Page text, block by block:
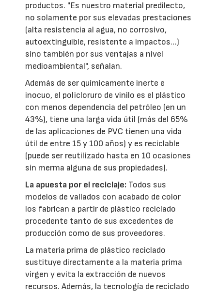
productos. "Es nuestro material predilecto,
no solamente por sus elevadas prestaciones
(alta resistencia al agua, no corrosivo,
autoextinguible, resistente a impactos…)
sino también por sus ventajas a nivel
medioambiental", señalan.
Además de ser químicamente inerte e
inocuo, el policloruro de vinilo es el plástico
con menos dependencia del petróleo (en un
43%), tiene una larga vida útil (más del 65%
de las aplicaciones de PVC tienen una vida
útil de entre 15 y 100 años) y es reciclable
(puede ser reutilizado hasta en 10 ocasiones
sin merma alguna de sus propiedades).
La apuesta por el reciclaje: Todos sus
modelos de vallados con acabado de color
los fabrican a partir de plástico reciclado
procedente tanto de sus excedentes de
producción como de sus proveedores.
La materia prima de plástico reciclado
sustituye directamente a la materia prima
virgen y evita la extracción de nuevos
recursos. Además, la tecnología de reciclado